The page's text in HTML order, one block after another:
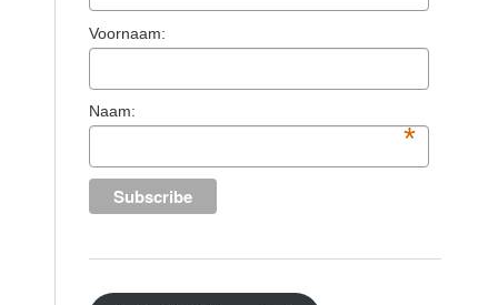
AGENDA
OVER LCV
Voornaam:
Naam:
*